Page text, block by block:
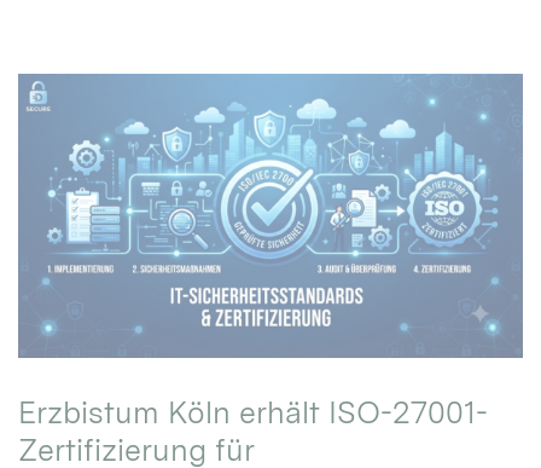
Erzbistum Köln erhält ISO-27001-
Zertifizierung für